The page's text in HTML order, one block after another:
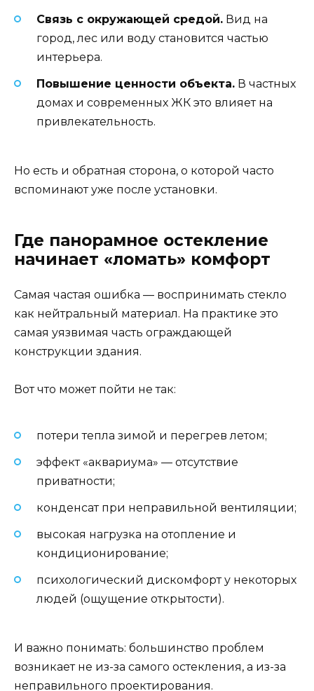
Связь с окружающей средой. Вид на
город, лес или воду становится частью
интерьера.
Повышение ценности объекта. В частных
домах и современных ЖК это влияет на
привлекательность.
Но есть и обратная сторона, о которой часто
вспоминают уже после установки.
Где панорамное остекление
начинает «ломать» комфорт
Самая частая ошибка — воспринимать стекло
как нейтральный материал. На практике это
самая уязвимая часть ограждающей
конструкции здания.
Вот что может пойти не так:
потери тепла зимой и перегрев летом;
эффект «аквариума» — отсутствие
приватности;
конденсат при неправильной вентиляции;
высокая нагрузка на отопление и
кондиционирование;
психологический дискомфорт у некоторых
людей (ощущение открытости).
И важно понимать: большинство проблем
возникает не из-за самого остекления, а из-за
неправильного проектирования.